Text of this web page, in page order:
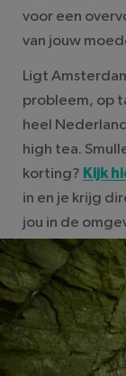
voor een
van jouw
Ligt
probleem, op
heel
high tea.
korting? Kijk
in en je krijg
jou in de